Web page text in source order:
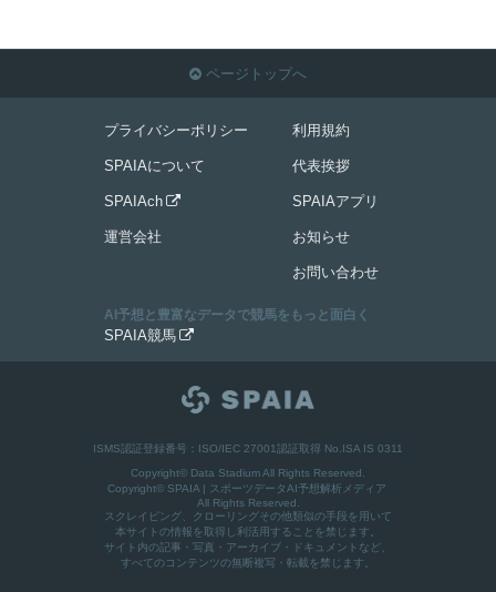
 ページトップへ
プライバシーポリシー
SPAIAについて
SPAIAch 
運営会社
利用規約
代表挨拶
SPAIAアプリ
お知らせ
お問い合わせ
AI予想と豊富なデータで競馬をもっと面白く
SPAIA競馬 
ISMS認証登録番号：ISO/IEC 27001認証取得 No.ISA IS 0311
Copyright© Data Stadium All Rights Reserved.
Copyright© SPAIA | スポーツデータAI予想解析メディア
All Rights Reserved.
スクレイピング、クローリングその他類似の手段を用いて
本サイトの情報を取得し利活用することを禁じます。
サイト内の記事・写真・アーカイブ・ドキュメントなど、
すべてのコンテンツの無断複写・転載を禁じます。